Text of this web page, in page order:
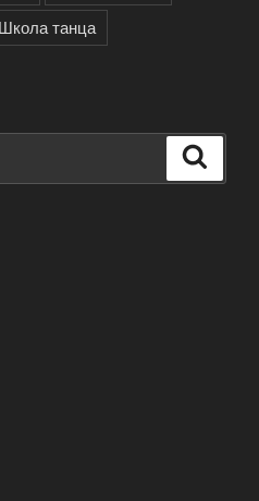
Школа танца